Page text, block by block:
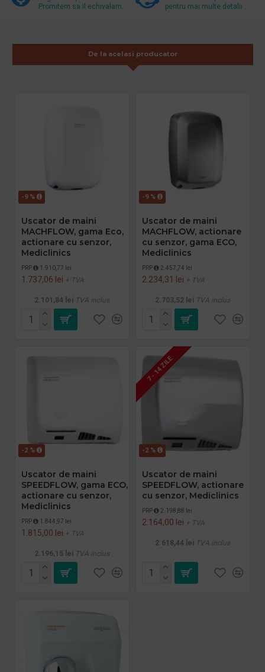
Promitem sa il echivalam.
pentru mai multe detalii
De la acelasi producator
-9 %
Uscator de maini
MACHFLOW, gama Eco,
actionare cu senzor,
Mediclinics
PRP 1.910,77 lei
1.737,06 lei + TVA
2.101,84 lei TVA inclus
-9 %
Uscator de maini
MACHFLOW, actionare
cu senzor, gama ECO,
Mediclinics
PRP 2.457,74 lei
2.234,31 lei + TVA
2.703,52 lei TVA inclus
-2 %
Uscator de maini
SPEEDFLOW, gama ECO,
actionare cu senzor,
Mediclinics
PRP 1.844,97 lei
1.815,00 lei + TVA
2.196,15 lei TVA inclus
-2 %
7 - 14 ZILE
Uscator de maini
SPEEDFLOW, actionare
cu senzor, Mediclinics
PRP 2.198,88 lei
2.164,00 lei + TVA
2.618,44 lei TVA inclus